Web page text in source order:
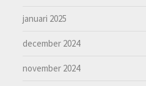
januari 2025
december 2024
november 2024